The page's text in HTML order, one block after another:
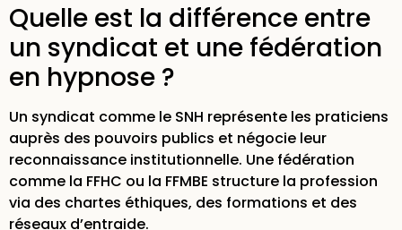
Quelle est la différence entre
un syndicat et une fédération
en hypnose ?
Un syndicat comme le SNH représente les praticiens
auprès des pouvoirs publics et négocie leur
reconnaissance institutionnelle. Une fédération
comme la FFHC ou la FFMBE structure la profession
via des chartes éthiques, des formations et des
réseaux d’entraide.